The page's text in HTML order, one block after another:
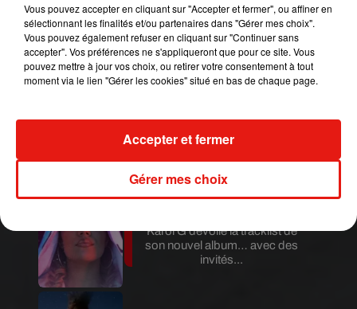
Mundo Latino
Guatemala : l'éruption du volcan
de Fuego est terminée
Le fourmilier géant fait son retour
en Argentine, et en pleine...
Karol G dévoile la tracklist de
son nouvel album… avec des
invités...
Vous pouvez accepter en cliquant sur "Accepter et fermer", ou affiner en
sélectionnant les finalités et/ou partenaires dans "Gérer mes choix".
Vous pouvez également refuser en cliquant sur "Continuer sans
accepter". Vos préférences ne s'appliqueront que pour ce site. Vous
pouvez mettre à jour vos choix, ou retirer votre consentement à tout
moment via le lien "Gérer les cookies" situé en bas de chaque page.
Gérer mes choix
Accepter et fermer